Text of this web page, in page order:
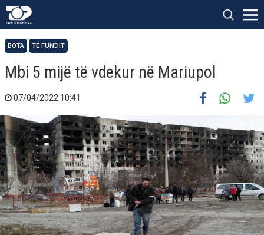
BOTA TË FUNDIT
Mbi 5 mijë të vdekur në Mariupol
07/04/2022 10:41